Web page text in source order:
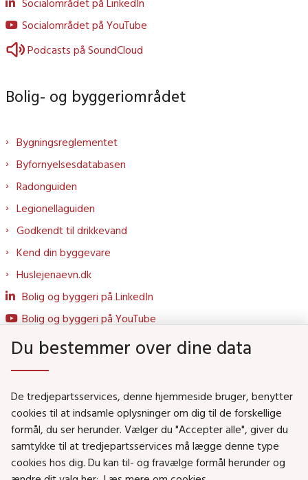
Socialområdet på LinkedIn
Socialområdet på YouTube
Podcasts på SoundCloud
Bolig- og byggeriområdet
Bygningsreglementet
Byfornyelsesdatabasen
Radonguiden
Legionellaguiden
Godkendt til drikkevand
Kend din byggevare
Huslejenaevn.dk
Bolig og byggeri på LinkedIn
Bolig og byggeri på YouTube
Social- og Boligministeriet
Job i Social- og Boligstyrelsen
Puljer og tilskud
Nyhedsbreve
Du bestemmer over dine data
De tredjepartsservices, denne hjemmeside bruger, benytter
cookies til at indsamle oplysninger om dig til de forskellige
formål, du ser herunder. Vælger du "Accepter alle", giver du
samtykke til at tredjepartsservices må lægge denne type
cookies hos dig. Du kan til- og fravælge formål herunder og